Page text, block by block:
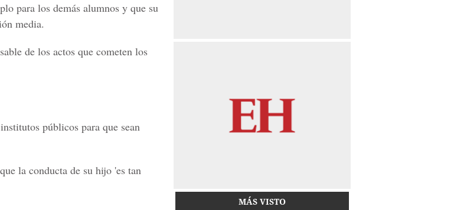
para los demás alumnos y que su
media.
de los actos que cometen los
públicos para que sean
la conducta de su hijo 'es tan
MÁS VISTO